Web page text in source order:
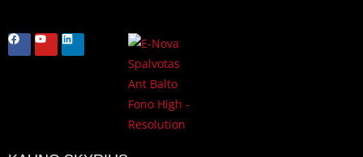
F
c
Y
u
L
n